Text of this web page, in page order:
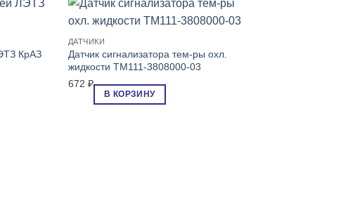
КрАЗ
ДАТЧИКИ
Датчик сигнализатора тем-ры охл.
жидкости ТМ111-3808000-03
672 ₽
В КОРЗИНУ